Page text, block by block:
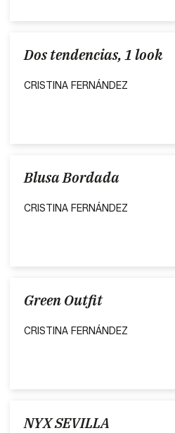
Dos tendencias, 1 look
CRISTINA FERNÁNDEZ
Blusa Bordada
CRISTINA FERNÁNDEZ
Green Outfit
CRISTINA FERNÁNDEZ
NYX SEVILLA